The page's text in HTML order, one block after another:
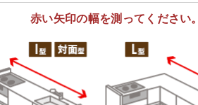
赤い矢印の幅を測ってください。